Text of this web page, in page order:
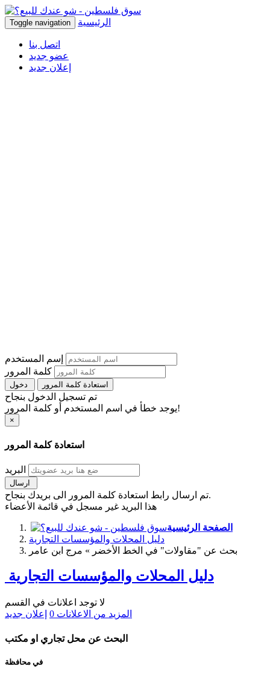
Toggle navigation الرئيسية
اتصل بنا
عضو جديد
إعلان جديد
إسم المستخدم
كلمة المرور
استعادة كلمة المرور
تم تسجيل الدخول بنجاح
يوجد خطأ في اسم المستخدم أو كلمة المرور!
×
استعادة كلمة المرور
البريد
تم ارسال رابط استعادة كلمة المرور الى بريدك بنجاح.
هذا البريد غير مسجل في قائمة الأعضاء
الصفحة الرئيسية
دليل المحلات والمؤسسات التجارية
بحث عن "مقاولات" في الخط الأخضر » مرج ابن عامر
دليل المحلات والمؤسسات التجارية
لا توجد اعلانات في القسم
المزيد من الاعلانات 0 إعلان جديد
البحث عن محل تجاري او مكتب
في محافظة